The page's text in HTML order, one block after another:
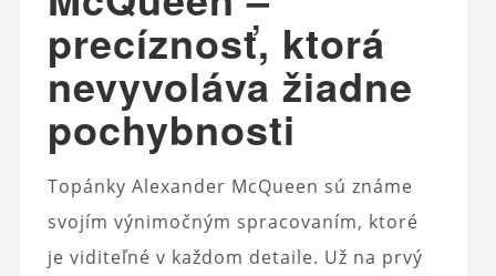
precíznosť, ktorá
nevyvoláva žiadne
pochybnosti
Topánky Alexander McQueen sú známe
svojím výnimočným spracovaním, ktoré
je viditeľné v každom detaile. Už na prvý